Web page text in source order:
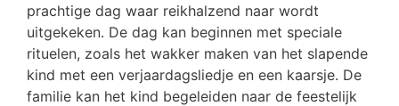
prachtige dag waar reikhalzend naar wordt
uitgekeken. De dag kan beginnen met speciale
rituelen, zoals het wakker maken van het slapende
kind met een verjaardagsliedje en een kaarsje. De
familie kan het kind begeleiden naar de feestelijk